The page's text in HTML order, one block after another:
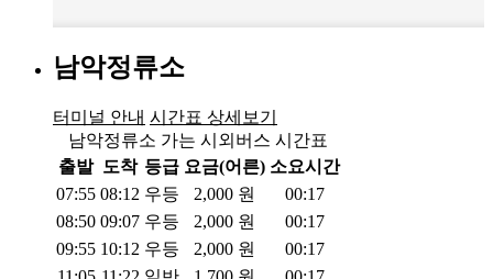
남악정류소
터미널 안내 시간표 상세보기
남악정류소 가는 시외버스 시간표
출발 도착 등급 요금(어른) 소요시간
07:55 08:12 우등 2,000 원
00:17
08:50 09:07 우등 2,000 원
00:17
09:55 10:12 우등 2,000 원
00:17